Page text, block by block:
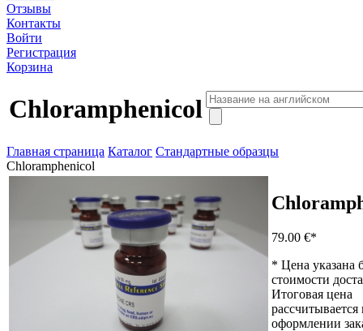
Отзывы
Контакты
Войти
Регистрация
Корзина
Chloramphenicol
Главная страница Каталог Стандартные образцы
Chloramphenicol
79.00 €*
* Цена указана
стоимости
Итоговая цена
рассчитывается
оформлении